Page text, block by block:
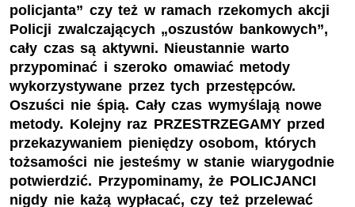
policjanta” czy też w ramach rzekomych akcji
Policji zwalczających „oszustów bankowych”,
cały czas są aktywni. Nieustannie warto
przypominać i szeroko omawiać metody
wykorzystywane przez tych przestępców.
Oszuści nie śpią. Cały czas wymyślają nowe
metody. Kolejny raz PRZESTRZEGAMY przed
przekazywaniem pieniędzy osobom, których
tożsamości nie jesteśmy w stanie wiarygodnie
potwierdzić. Przypominamy, że POLICJANCI
nigdy nie każą wypłacać, czy też przelewać